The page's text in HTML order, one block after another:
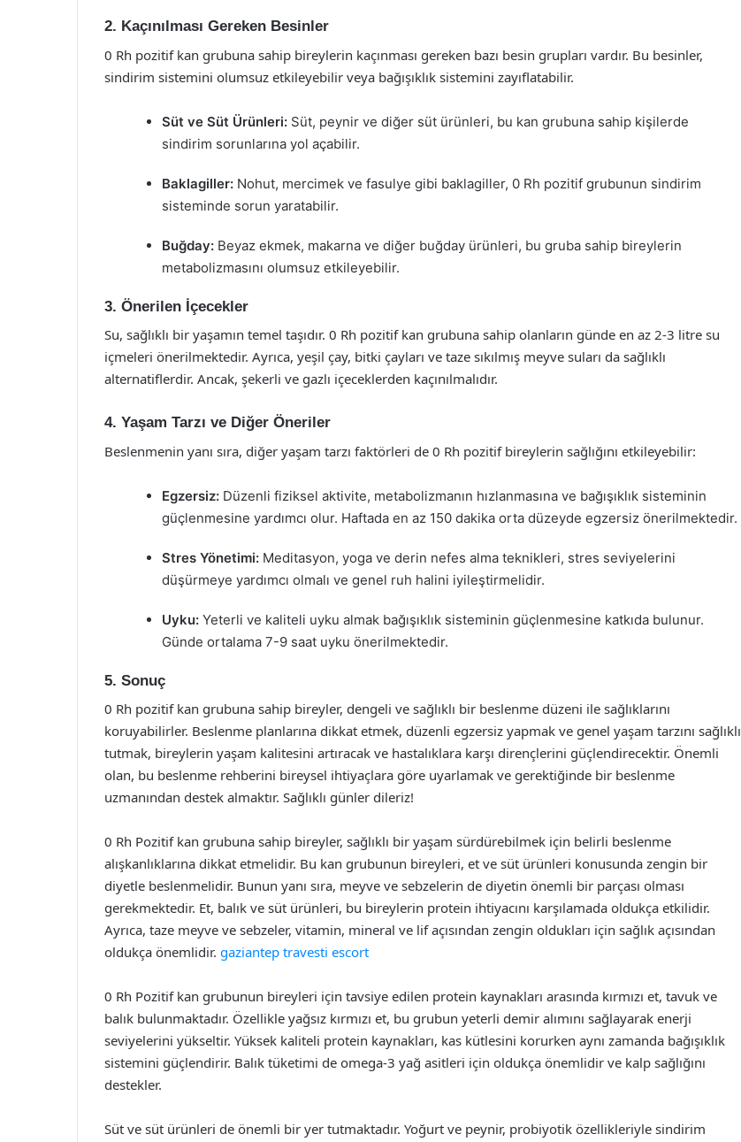
2. Kaçınılması Gereken Besinler
0 Rh pozitif kan grubuna sahip bireylerin kaçınması gereken bazı besin grupları vardır. Bu besinler,
sindirim sistemini olumsuz etkileyebilir veya bağışıklık sistemini zayıflatabilir.
Süt ve Süt Ürünleri: Süt, peynir ve diğer süt ürünleri, bu kan grubuna sahip kişilerde
sindirim sorunlarına yol açabilir.
Baklagiller: Nohut, mercimek ve fasulye gibi baklagiller, 0 Rh pozitif grubunun sindirim
sisteminde sorun yaratabilir.
Buğday: Beyaz ekmek, makarna ve diğer buğday ürünleri, bu gruba sahip bireylerin
metabolizmasını olumsuz etkileyebilir.
3. Önerilen İçecekler
Su, sağlıklı bir yaşamın temel taşıdır. 0 Rh pozitif kan grubuna sahip olanların günde en az 2-3 litre su
içmeleri önerilmektedir. Ayrıca, yeşil çay, bitki çayları ve taze sıkılmış meyve suları da sağlıklı
alternatiflerdir. Ancak, şekerli ve gazlı içeceklerden kaçınılmalıdır.
4. Yaşam Tarzı ve Diğer Öneriler
Beslenmenin yanı sıra, diğer yaşam tarzı faktörleri de 0 Rh pozitif bireylerin sağlığını etkileyebilir:
Egzersiz: Düzenli fiziksel aktivite, metabolizmanın hızlanmasına ve bağışıklık sisteminin
güçlenmesine yardımcı olur. Haftada en az 150 dakika orta düzeyde egzersiz önerilmektedir.
Stres Yönetimi: Meditasyon, yoga ve derin nefes alma teknikleri, stres seviyelerini
düşürmeye yardımcı olmalı ve genel ruh halini iyileştirmelidir.
Uyku: Yeterli ve kaliteli uyku almak bağışıklık sisteminin güçlenmesine katkıda bulunur.
Günde ortalama 7-9 saat uyku önerilmektedir.
5. Sonuç
0 Rh pozitif kan grubuna sahip bireyler, dengeli ve sağlıklı bir beslenme düzeni ile sağlıklarını
koruyabilirler. Beslenme planlarına dikkat etmek, düzenli egzersiz yapmak ve genel yaşam tarzını sağlıklı
tutmak, bireylerin yaşam kalitesini artıracak ve hastalıklara karşı dirençlerini güçlendirecektir. Önemli
olan, bu beslenme rehberini bireysel ihtiyaçlara göre uyarlamak ve gerektiğinde bir beslenme
uzmanından destek almaktır. Sağlıklı günler dileriz!
0 Rh Pozitif kan grubuna sahip bireyler, sağlıklı bir yaşam sürdürebilmek için belirli beslenme
alışkanlıklarına dikkat etmelidir. Bu kan grubunun bireyleri, et ve süt ürünleri konusunda zengin bir
diyetle beslenmelidir. Bunun yanı sıra, meyve ve sebzelerin de diyetin önemli bir parçası olması
gerekmektedir. Et, balık ve süt ürünleri, bu bireylerin protein ihtiyacını karşılamada oldukça etkilidir.
Ayrıca, taze meyve ve sebzeler, vitamin, mineral ve lif açısından zengin oldukları için sağlık açısından
oldukça önemlidir. gaziantep travesti escort
0 Rh Pozitif kan grubunun bireyleri için tavsiye edilen protein kaynakları arasında kırmızı et, tavuk ve
balık bulunmaktadır. Özellikle yağsız kırmızı et, bu grubun yeterli demir alımını sağlayarak enerji
seviyelerini yükseltir. Yüksek kaliteli protein kaynakları, kas kütlesini korurken aynı zamanda bağışıklık
sistemini güçlendirir. Balık tüketimi de omega-3 yağ asitleri için oldukça önemlidir ve kalp sağlığını
destekler.
Süt ve süt ürünleri de önemli bir yer tutmaktadır. Yoğurt ve peynir, probiyotik özellikleriyle sindirim